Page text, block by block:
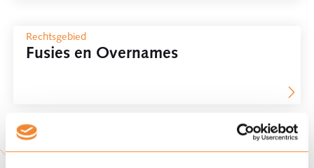
Rechtsgebied
Fusies en Overnames
Deel dit artikel